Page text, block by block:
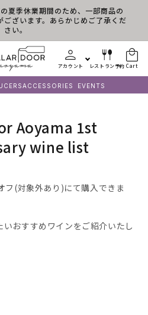
季休業期間のため、一部商品の
ございます。あらかじめご了承くだ
さい。
アカウント レストラン予約 Cart
ACCESSORIES EVENTS
Aoyama 1st
wine list
フ(対象外あり)にて購入できま
おすすめワインをご紹介いたし